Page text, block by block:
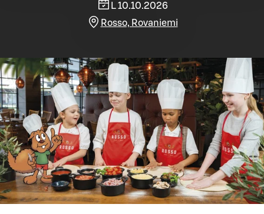
L 10.10.2026
Rosso, Rovaniemi